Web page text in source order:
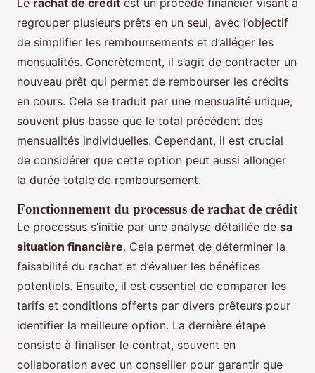
Le rachat de crédit est un procédé financier visant à
regrouper plusieurs prêts en un seul, avec l’objectif
de simplifier les remboursements et d’alléger les
mensualités. Concrètement, il s’agit de contracter un
nouveau prêt qui permet de rembourser les crédits
en cours. Cela se traduit par une mensualité unique,
souvent plus basse que le total précédent des
mensualités individuelles. Cependant, il est crucial
de considérer que cette option peut aussi allonger
la durée totale de remboursement.
Fonctionnement du processus de rachat de crédit
Le processus s’initie par une analyse détaillée de sa
situation financière. Cela permet de déterminer la
faisabilité du rachat et d’évaluer les bénéfices
potentiels. Ensuite, il est essentiel de comparer les
tarifs et conditions offerts par divers prêteurs pour
identifier la meilleure option. La dernière étape
consiste à finaliser le contrat, souvent en
collaboration avec un conseiller pour garantir que